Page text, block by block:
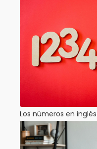
Los números en